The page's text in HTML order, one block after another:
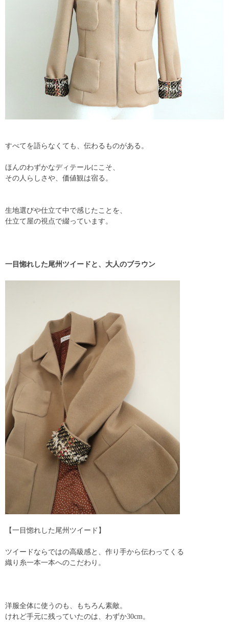
すべてを語らなくても、伝わるものがある。
ほんのわずかなディテールにこそ、
その人らしさや、価値観は宿る。
生地選びや仕立て中で感じたことを、
仕立て屋の視点で綴っています。
一目惚れした尾州ツイードと、大人のブラウン
【一目惚れした尾州ツイード】
ツイードならではの高級感と、作り手から伝わってくる
織り糸一本一本へのこだわり。
洋服全体に使うのも、もちろん素敵。
けれど手元に残っていたのは、わずか30cm。